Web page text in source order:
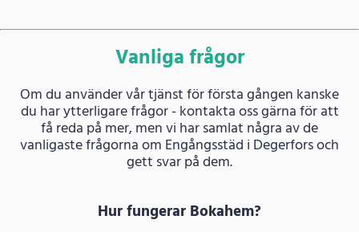
Vanliga frågor
Om du använder vår tjänst för första gången kanske
du har ytterligare frågor - kontakta oss gärna för att
få reda på mer, men vi har samlat några av de
vanligaste frågorna om Engångsstäd i Degerfors och
gett svar på dem.
Hur fungerar Bokahem?